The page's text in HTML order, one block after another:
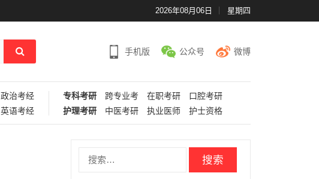
2026年08月06日 星期四
手机版 公众号 微博
政治考经
英语考经
专科考研 跨专业考 在职考研
口腔考研
护理考研
中医考研 执业医师 护士资格